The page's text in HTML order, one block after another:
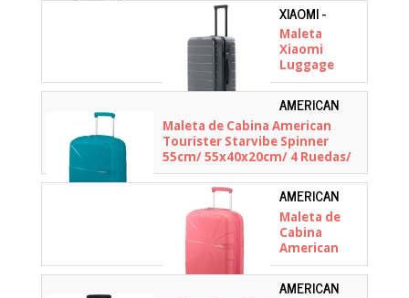
XIAOMI -
BHR8606GL
Maleta
Xiaomi
Luggage
Classic Pro
24"/
61.5x41.5x27.5cm/
Gris
AMERICAN
TOURISTER -
146370-A029
Maleta de Cabina American
Tourister Starvibe Spinner
55cm/ 55x40x20cm/ 4 Ruedas/
Verdigrís
AMERICAN
TOURISTER -
146370-A039
Maleta de
Cabina
American
Tourister
Starvibe
Spinner
AMERICAN